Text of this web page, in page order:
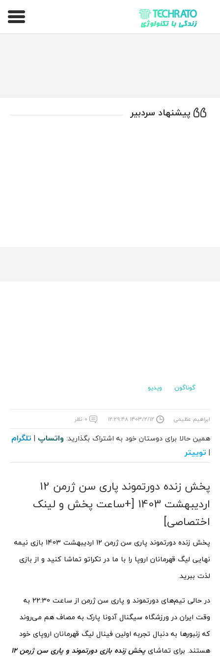
تکراتو – زندگی با تکنولوژی
پیشنهاد سردبیر
گوناگون ویدیو
ابراهیم عظیمی ۱۴۰۳/۲/۱۲ ۱۲:۲۹:۴۸ ۰ نظر
همین حالا برای دوستان خود به اشتراک بگذارید: واتساپ | تلگرام
| توییتر
پخش زنده دورتموند پاری سن ژرمن 12
اردیبهشت 1403 [+ساعت پخش و لینک
اختصاصی]
پخش زنده دورتموند پاری سن ژرمن 12 اردیبهشت 1403 بازی نیمه
نهایی لیگ قهرمانان اروپا را با ما در تکراتو تماشا کنید و از بازی
لذت ببرید.
در حالی تیم‌های دورتموند و پاری سن ژرمن از ساعت 22:30 به
وقت ایران در ورزشگاه سیگنال آدونا پارک به مصاف هم می‌روند
که زنبورها به دنبال تجربه اولین فینال لیگ قهرمانان اروپای خود
هستند. برای تماشای
پخش زنده بازی دورتموند و پاری سن ژرمن 12